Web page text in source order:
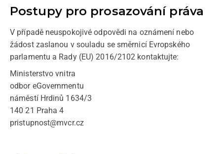
Postupy pro prosazování práva
V případě neuspokojivé odpovědi na oznámení nebo
žádost zaslanou v souladu se směrnicí Evropského
parlamentu a Rady (EU) 2016/2102 kontaktujte:
Ministerstvo vnitra
odbor eGovernmentu
náměstí Hrdinů 1634/3
140 21 Praha 4
pristupnost@mvcr.cz